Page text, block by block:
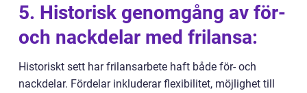
5. Historisk genomgång av för-
och nackdelar med frilansa:
Historiskt sett har frilansarbete haft både för- och
nackdelar. Fördelar inkluderar flexibilitet, möjlighet till